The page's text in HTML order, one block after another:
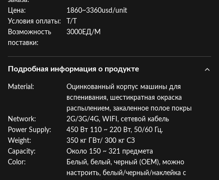
Цена:
1860~3360usd/unit
Условия оплаты:
Т/Т
Возможность
поставки:
3000ЕД/М
Подробная информация о продукте
Material:
Оцинкованный корпус машины для
вспенивания, шестикратная окраска
распылением, закаленное полое покры
Network:
2G/3G/4G, WIFI, сетевой кабель
Power Supply:
450 Вт 110 ~ 220 Вт, 50/60 Гц.
Weight:
350 кг ГВт/ 300 кг СЗ
Capacity:
Около 150 ~ 321 предмета
Color:
Белый, белый, черный (OEM), можно
настроить, белый/черный/наклейка с